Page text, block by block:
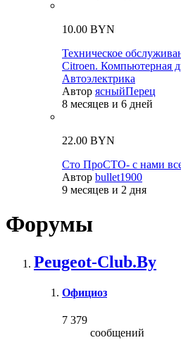
10.00 BYN
Техническое
Citroen. Компьютерная
Автоэлектрика
Автор ясныйПерец
8 месяцев и 6 дней
22.00 BYN
Сто ПроСТО- с нами
Автор bullet1900
9 месяцев и 2 дня
Форумы
Peugeot-Club.By
Официоз
7 379
сообщений